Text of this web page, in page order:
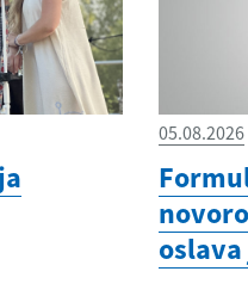
05.08.2026